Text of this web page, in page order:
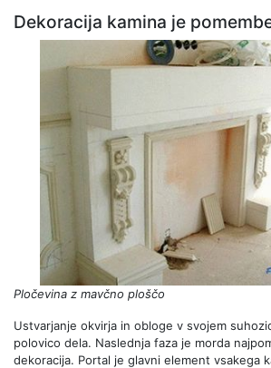
Dekoracija kamina je
Pločevina z mavčno ploščo
Ustvarjanje okvirja in obloge v svojem
polovico dela. Naslednja faza je morda
dekoracija. Portal je glavni element vsakega